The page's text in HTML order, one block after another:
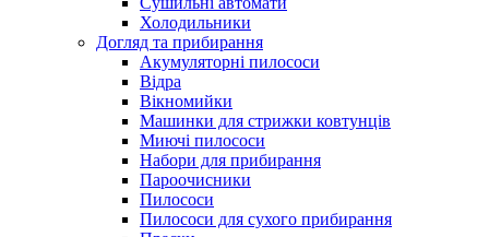
Холодильники
Догляд та прибирання
Акумуляторні пилососи
Відра
Вікномийки
Машинки для стрижки ковтунців
Миючі пилососи
Набори для прибирання
Пароочисники
Пилососи
Пилососи для сухого прибирання